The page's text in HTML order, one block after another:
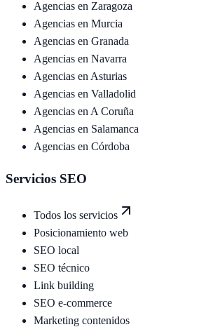
Agencias en Zaragoza
Agencias en Murcia
Agencias en Granada
Agencias en Navarra
Agencias en Asturias
Agencias en Valladolid
Agencias en A Coruña
Agencias en Salamanca
Agencias en Córdoba
Servicios SEO
Todos los servicios
Posicionamiento web
SEO local
SEO técnico
Link building
SEO e-commerce
Marketing contenidos